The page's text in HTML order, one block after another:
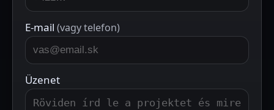
E-mail (vagy telefon)
Üzenet